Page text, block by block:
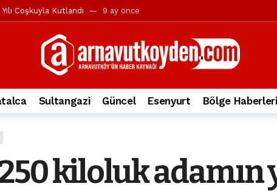
Coşkuyla Kutlandı 9 ay önce
ve Mustafa Candaroğlu’na yönelik suçlamalar 10 ay önce
344.868’e ulaştı 2 yıl önce
otomobil alev alev yandı. 2 yıl önce
protesto gösterisi düzenledi 2 yıl önce
birbirlerinin üzerine devrildi
taksideki yolcu öldü 3 yıl önce
tepkisi 3 yıl önce
Sultangazi Güncel Esenyurt Bölge Haberleri
kiloluk adamın